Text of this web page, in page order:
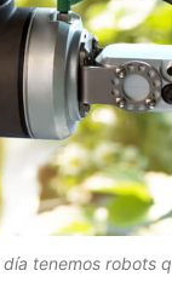
día tenemos robots